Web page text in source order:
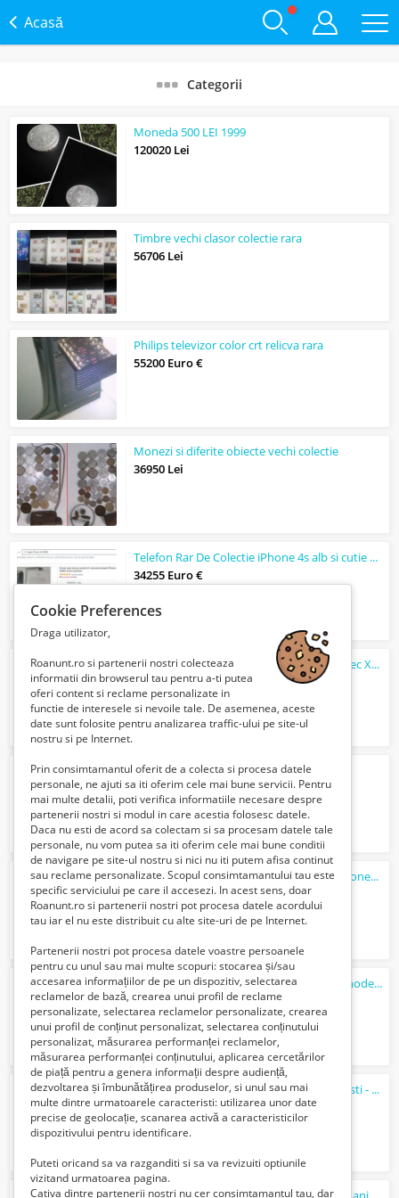
Acasă
Categorii
Moneda 500 LEI 1999
120020 Lei
Timbre vechi clasor colectie rara
56706 Lei
Philips televizor color crt relicva rara
55200 Euro €
Monezi si diferite obiecte vechi colectie
36950 Lei
Telefon Rar De Colectie iPhone 4s alb si cutie originala
34255 Euro €
Statueta lemn sculptat pictat unicat cca sec XVIII
32550 Lei
Statueta bronz rara India sec XIX
24580 Lei
Monede 10 si 20 Euro Cent 2002 plus 5 Kroner 1990
15430 Lei
Telefon Mobil colectie 80 bucati diverse modele
14750 Lei
Radio Gloria Selena Vef Madrigal radio Casti - Colectie
14550 Lei
Cookie Preferences
Draga utilizator,
Roanunt.ro si partenerii nostri colecteaza
informatii din browserul tau pentru a-ti putea
oferi content si reclame personalizate in
functie de interesele si nevoile tale. De asemenea, aceste
date sunt folosite pentru analizarea traffic-ului pe site-ul
nostru si pe Internet.
Prin consimtamantul oferit de a colecta si procesa datele
personale, ne ajuti sa iti oferim cele mai bune servicii. Pentru
mai multe detalii, poti verifica informatiile necesare despre
partenerii nostri si modul in care acestia folosesc datele.
Daca nu esti de acord sa colectam si sa procesam datele tale
personale, nu vom putea sa iti oferim cele mai bune conditii
de navigare pe site-ul nostru si nici nu iti putem afisa continut
sau reclame personalizate. Scopul consimtamantului tau este
specific serviciului pe care il accesezi. In acest sens, doar
Roanunt.ro si partenerii nostri pot procesa datele acordului
tau iar el nu este distribuit cu alte site-uri de pe Internet.
Partenerii nostri pot procesa datele voastre persoanele
pentru cu unul sau mai multe scopuri: stocarea și/sau
accesarea informațiilor de pe un dispozitiv, selectarea
reclamelor de bază, crearea unui profil de reclame
personalizate, selectarea reclamelor personalizate, crearea
unui profil de conținut personalizat, selectarea conținutului
personalizat, măsurarea performanței reclamelor,
măsurarea performanței conținutului, aplicarea cercetărilor
de piață pentru a genera informații despre audiență,
dezvoltarea și îmbunătățirea produselor, si unul sau mai
multe dintre urmatoarele caracteristi: utilizarea unor date
precise de geolocație, scanarea activă a caracteristicilor
dispozitivului pentru identificare.
Puteti oricand sa va razganditi si sa va revizuiti optiunile
vizitand urmatoarea pagina.
Cativa dintre partenerii nostri nu cer consimtamantul tau, dar